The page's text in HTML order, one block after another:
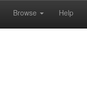
Browse Help